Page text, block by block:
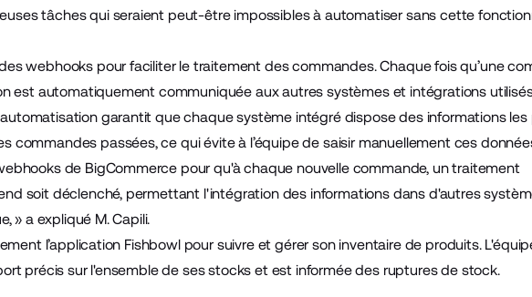
tâches qui seraient peut-être impossibles à automatiser sans cette
webhooks pour faciliter le traitement des commandes. Chaque fois qu’une
est automatiquement communiquée aux autres systèmes et intégrations
garantit que chaque système intégré dispose des informations les
commandes passées, ce qui évite à l’équipe de saisir manuellement ces
de BigCommerce pour qu'à chaque nouvelle commande, un traitement
soit déclenché, permettant l'intégration des informations dans d'autres
» a expliqué M. Capili.
l’application Fishbowlpour suivre et gérer son inventaire de produits.
précis sur l'ensemble de ses stocks et est informée des ruptures de stock.